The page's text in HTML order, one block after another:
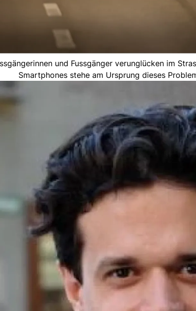
und Fussgänger verunglücken im
Smartphones stehe am Ursprung dieses